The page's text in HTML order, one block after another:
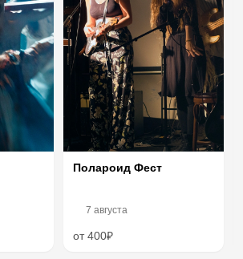
Полароид Фест
7 августа
от 400₽